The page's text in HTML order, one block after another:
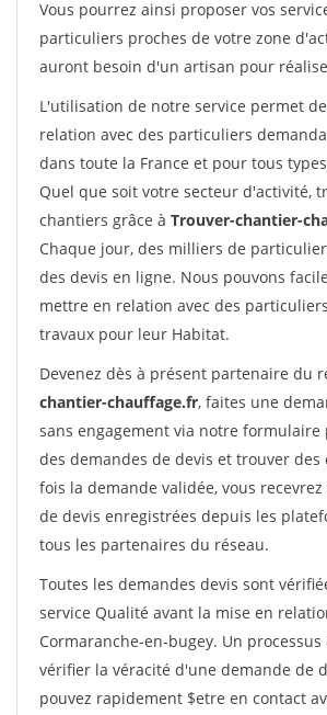
Vous pourrez ainsi proposer vos
particuliers proches de votre zone
auront besoin d'un artisan pour
L'utilisation de notre service permet
relation avec des particuliers
dans toute la France et pour tous
Quel que soit votre secteur d'activité,
chantiers grâce à Trouver-chantier-
Chaque jour, des milliers de
des devis en ligne. Nous pouvons
mettre en relation avec des
travaux pour leur Habitat.
Devenez dès à présent partenaire du
chantier-chauffage.fr, faites une
sans engagement via notre formulaire
des demandes de devis et trouver des
fois la demande validée, vous
de devis enregistrées depuis les
tous les partenaires du réseau.
Toutes les demandes devis sont
service Qualité avant la mise en
Cormaranche-en-bugey. Un
vérifier la véracité d'une demande de
pouvez rapidement $etre en contact